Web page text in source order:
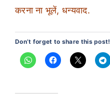
करना ना भूलें, धन्यवाद.
Don’t forget to share this post!